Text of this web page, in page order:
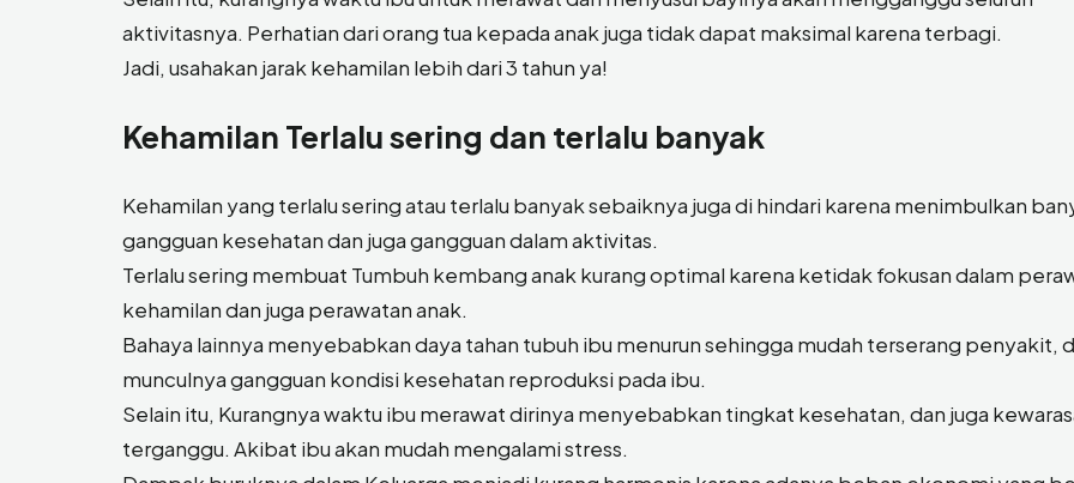
aktivitasnya. Perhatian dari orang tua kepada anak juga tidak dapat maksimal karena terbagi.
Jadi, usahakan jarak kehamilan lebih dari 3 tahun ya!
Kehamilan Terlalu sering dan terlalu banyak
Kehamilan yang terlalu sering atau terlalu banyak sebaiknya juga di hindari karena menimbulkan
gangguan kesehatan dan juga gangguan dalam aktivitas.
Terlalu sering membuat Tumbuh kembang anak kurang optimal karena ketidak fokusan dalam
kehamilan dan juga perawatan anak.
Bahaya lainnya menyebabkan daya tahan tubuh ibu menurun sehingga mudah terserang penyakit,
munculnya gangguan kondisi kesehatan reproduksi pada ibu.
Selain itu, Kurangnya waktu ibu merawat dirinya menyebabkan tingkat kesehatan, dan juga
terganggu. Akibat ibu akan mudah mengalami stress.